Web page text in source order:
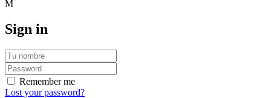
Sign in
Remember me
Lost your password?